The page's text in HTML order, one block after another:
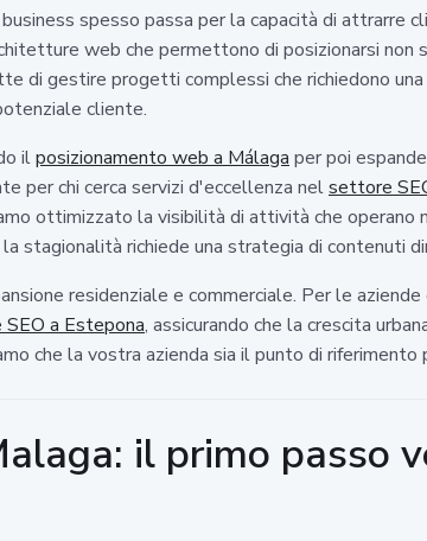
spesso passa per la capacità di
web che permettono di posizionarsi
di gestire progetti complessi che richiedono
cliente.
ilposizionamento web a Málaga per poi
per chi cerca servizi d'eccellenza nelsettore
ottimizzato la visibilità di attività che
stagionalità richiede una strategia di contenuti
residenziale e commerciale. Per le
a Estepona, assicurando che la crescita
che la vostra azienda sia il punto di riferimento
il primo passo